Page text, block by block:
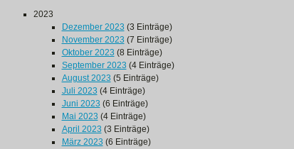
2023
Dezember 2023 (3 Einträge)
November 2023 (7 Einträge)
Oktober 2023 (8 Einträge)
September 2023 (4 Einträge)
August 2023 (5 Einträge)
Juli 2023 (4 Einträge)
Juni 2023 (6 Einträge)
Mai 2023 (4 Einträge)
April 2023 (3 Einträge)
März 2023 (6 Einträge)